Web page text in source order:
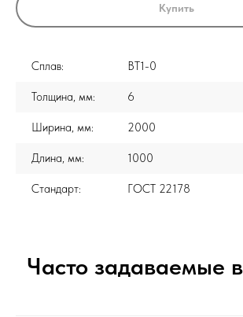
Купить
Сплав: ВТ1-0
Толщина, мм: 6
Ширина, мм: 2000
Длина, мм: 1000
Стандарт: ГОСТ 22178
Часто задаваемые